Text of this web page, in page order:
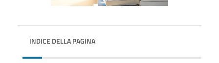
INDICE DELLA PAGINA